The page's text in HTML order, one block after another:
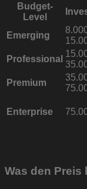
Budget-
Level
Emerging
Professional
Premium
Enterprise
Was den Preis